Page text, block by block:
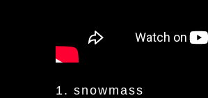
1. snowmass